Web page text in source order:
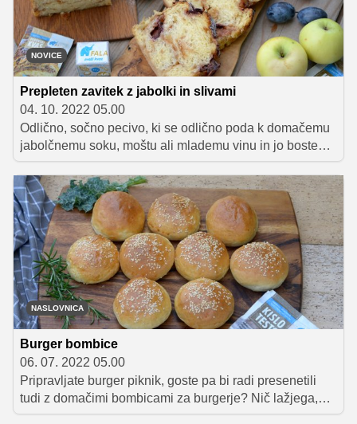
NOVICE
Prepleten zavitek z jabolki in slivami
04. 10. 2022 05.00
Odlično, sočno pecivo, ki se odlično poda k domačemu
jabolčnemu soku, moštu ali mlademu vinu in jo boste
jeseni z veseljem pripravili tako za delavno kot
praznično pojedino.
NASLOVNICA
Burger bombice
06. 07. 2022 05.00
Pripravljate burger piknik, goste pa bi radi presenetili
tudi z domačimi bombicami za burgerje? Nič lažjega,
preberite recept Fala Slončka in gotovo vam bo uspelo,